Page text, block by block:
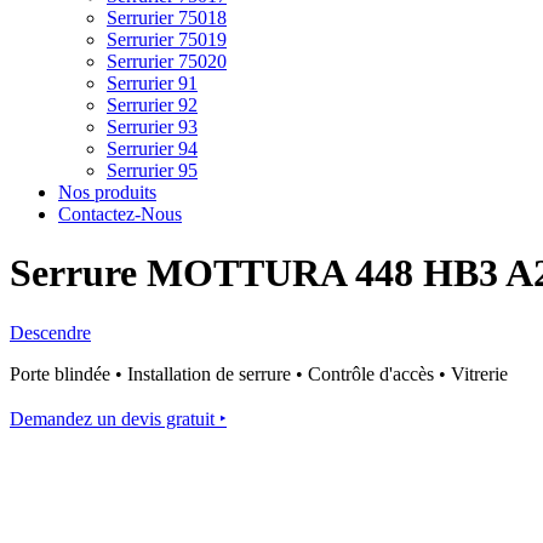
Serrurier 75018
Serrurier 75019
Serrurier 75020
Serrurier 91
Serrurier 92
Serrurier 93
Serrurier 94
Serrurier 95
Nos produits
Contactez-Nous
Serrure MOTTURA 448 HB3
Descendre
Porte blindée • Installation de serrure • Contrôle d'accès • Vitrerie
Demandez un devis gratuit ‣